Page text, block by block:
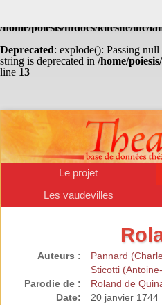
: Undefined array key
/home/poiesis/htdocs/kitesite/inc/
Deprecated: explode(): Passing
string is deprecated in /home/
line 13
Le projet
Les vaudevilles
Auteurs :
Pannard
Sticotti
Parodie de :
Roland de
Date:
20 janvier 1744